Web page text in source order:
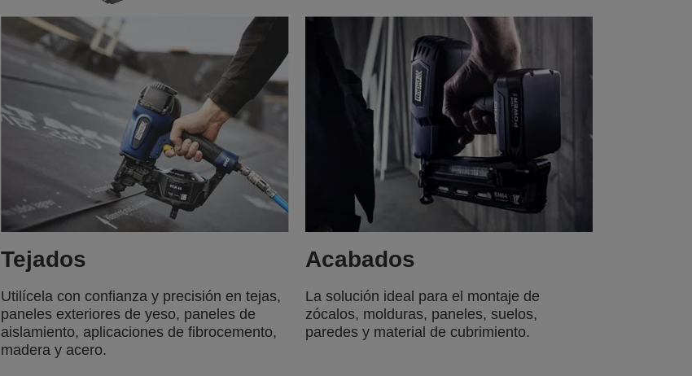
Tejados
Utilícela con confianza y precisión en tejas,
paneles exteriores de yeso, paneles de
aislamiento, aplicaciones de fibrocemento,
madera y acero.
Acabados
La solución ideal para el montaje de
zócalos, molduras, paneles, suelos,
paredes y material de cubrimiento.